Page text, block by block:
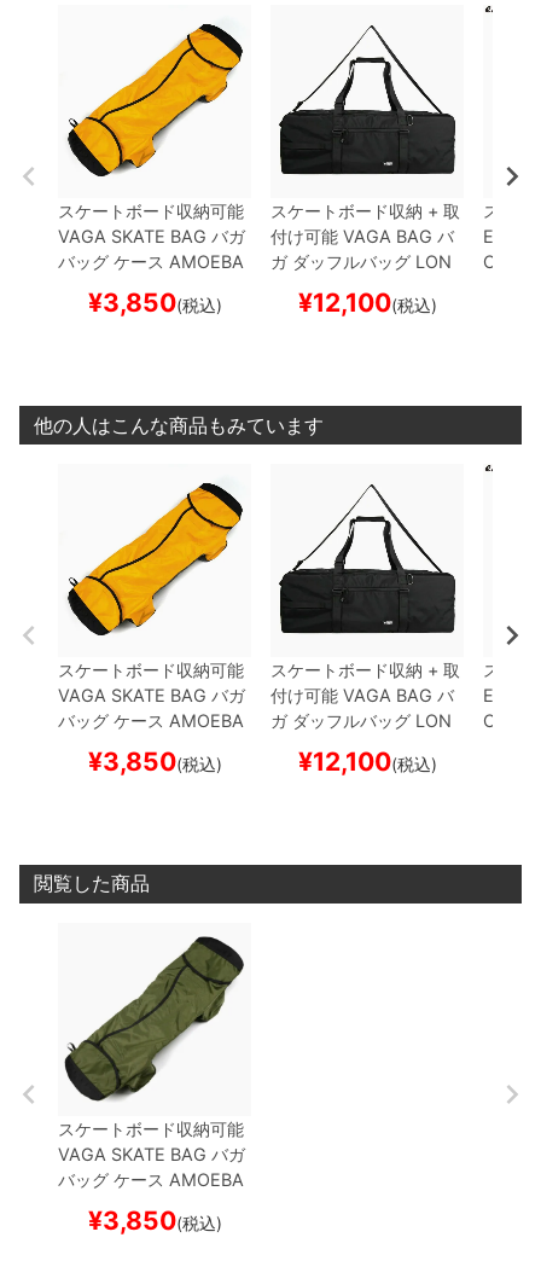
スケートボード収納可能
VAGA SKATE BAG バガ
バッグ ケース AMOEBA
ード スケボー
¥3,850(税込)
スケートボード収納 + 取
付け可能 VAGA BAG バ
ガダッフルバッグ LON
スケートボード スケボ
¥12,100(税込)
スケー
CASE
他の人はこんな商品もみています
スケートボード収納可能
VAGA SKATE BAG バガ
バッグ ケース AMOEBA
ード スケボー
¥3,850(税込)
スケートボード収納 + 取
付け可能 VAGA BAG バ
ガダッフルバッグ LON
スケートボード スケボ
¥12,100(税込)
スケー
CASE
閲覧した商品
スケートボード収納可能
VAGA SKATE BAG バガ
バッグ ケース AMOEBA
スケボー
¥3,850(税込)